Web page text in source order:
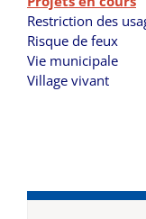
Restriction des
Risque de feux
Vie municipale
Village vivant